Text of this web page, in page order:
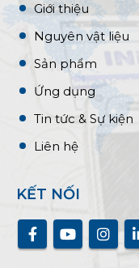
Giới thiệu
Nguyên vật liệu
Sản phẩm
Ứng dụng
Tin tức & Sự kiện
Liên hệ
KẾT NỐI